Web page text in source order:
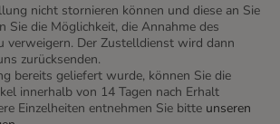
nicht stornieren können und diese an Sie
Sie die Möglichkeit, die Annahme des
verweigern. Der Zustelldienst wird dann
zurücksenden.
bereits geliefert wurde, können Sie die
innerhalb von 14 Tagen nach Erhalt
Einzelheiten entnehmen Sie bitte unseren